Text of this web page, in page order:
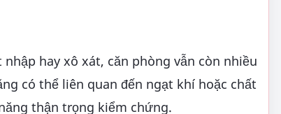
hay xô xát, căn phòng vẫn còn nhiều
có thể liên quan đến ngạt khí hoặc chất
thận trọng kiểm chứng.